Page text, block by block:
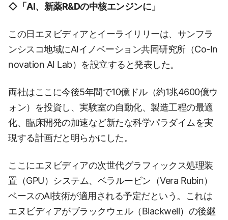
◇「AI、新薬R&Dの中核エンジンに」
この日エヌビディアとイーライリリーは、サンフラ
ンシスコ地域にAIイノベーション共同研究所（Co-In
novation AI Lab）を設立すると発表した。
両社はここに今後5年間で10億ドル（約1兆4600億ウ
ォン）を投資し、実験室の自動化、製造工程の最適
化、臨床開発の加速など新たな科学パラダイムを実
現する計画だと明らかにした。
ここにエヌビディアの次世代グラフィックス処理装
置（GPU）システム、ベラルービン（Vera Rubin）
ベースのAI技術が適用される予定だという。これは
エヌビディアがブラックウェル（Blackwell）の後継